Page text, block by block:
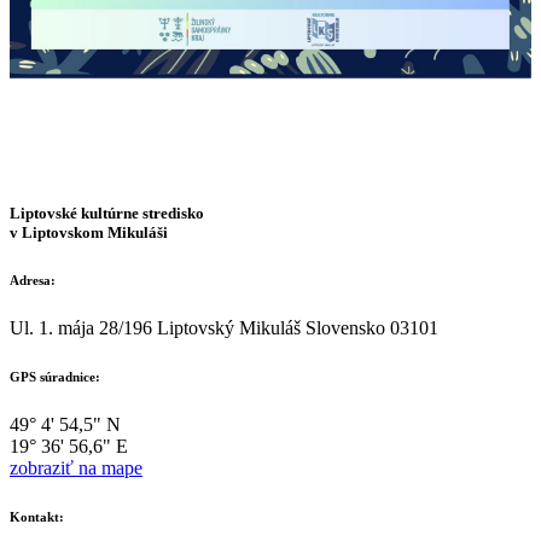
Liptovské kultúrne stredisko
v Liptovskom Mikuláši
Adresa:
Ul. 1. mája 28/196 Liptovský Mikuláš Slovensko 03101
GPS súradnice:
49° 4' 54,5" N
19° 36' 56,6" E
zobraziť na mape
Kontakt: